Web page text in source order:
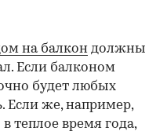
на балкон должны
Если балконом
будет любых
Если же, например,
теплое время года,